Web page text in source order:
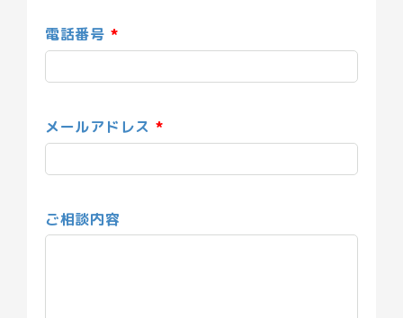
電話番号
メールアドレス
ご相談内容